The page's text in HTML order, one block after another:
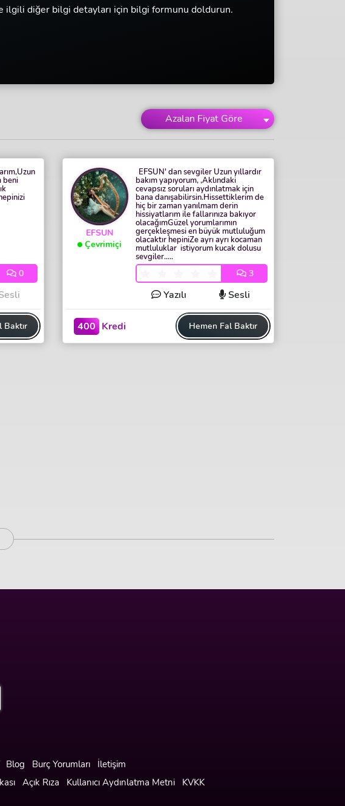
ilgili diğer bilgi detayları için bilgi formunu doldurun.
Azalan Fiyat Göre
beni
0
Baktır
EFSUN
Çevrimiçi
EFSUN' dan sevgiler Uzun yıllardır
bakım yapıyorum, ,Aklındaki
cevapsız soruları aydınlatmak için
bana danışabilirsin.Hissettiklerim de
hiç bir zaman yanılmam derin
hissiyatlarım ile fallarınıza bakıyor
olacağımGüzel yorumlarımın
gerçekleşmesi en büyük mutluluğum
olacaktır hepiniZe ayrı ayrı kocaman
mutluluklar istiyorum kucak dolusu
sevgiler.....
3
Yazılı Sesli
400 Kredi Hemen Fal Baktır
Blog Burç Yorumları
İletişim
Açık Rıza Kullanıcı Aydınlatma Metni KVKK